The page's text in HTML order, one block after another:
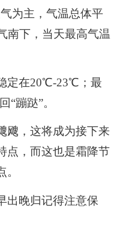
为主，气温总体平
南下 ，当天最高气温
定在20℃-23℃ ；最
“蹦跶”。
飕 ，这将成为接下来
点，而这也是霜降节
出晚归记得注意保